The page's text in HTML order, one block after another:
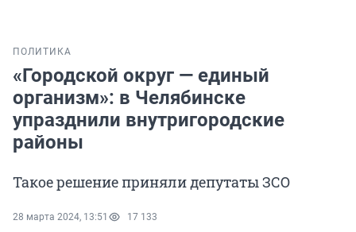
ПОЛИТИКА
«Городской округ — единый
организм»: в Челябинске
упразднили внутригородские
районы
Такое решение приняли депутаты ЗСО
28 марта 2024, 13:51 17 133